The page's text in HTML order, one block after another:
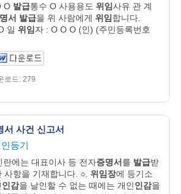
O 발급통수 O 사용용도 위임사유 관 계
서 발급을 위 사람에게 위임합니다.
일 위임자 : O O O (인) (주민등록번호
로드: 279
서 사건 신고서
등기
란에는 대표이사 등 전자증명서를 발급받
사항을 기재합니다. ○. 위임장에 등기소
인감을 날인할 수 없는 때에는 개인인감을